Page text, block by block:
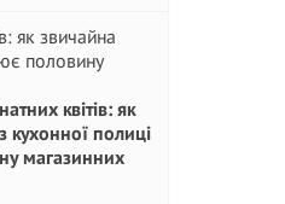
квітів: як
кухонної полиці
магазинних